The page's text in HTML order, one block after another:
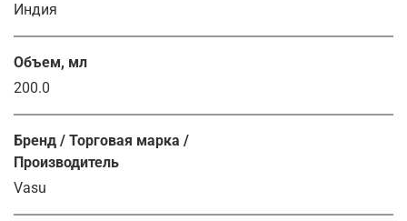
Индия
Объем, мл
200.0
Бренд / Торговая марка /
Производитель
Vasu